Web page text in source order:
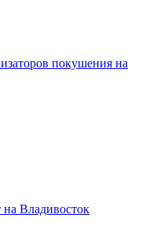
покушения на
на Владивосток